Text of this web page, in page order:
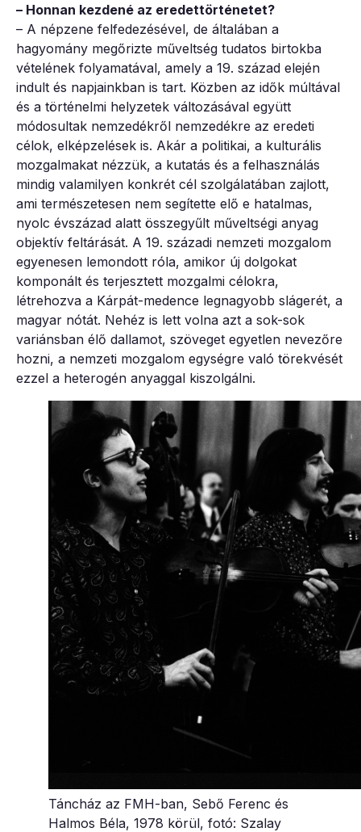
– Honnan kezdené az eredettörténetet?
– A népzene felfedezésével, de általában a
hagyomány megőrizte műveltség tudatos birtokba
vételének folyamatával, amely a 19. század elején
indult és napjainkban is tart. Közben az idők múltával
és a történelmi helyzetek változásával együtt
módosultak nemzedékről nemzedékre az eredeti
célok, elképzelések is. Akár a politikai, a kulturális
mozgalmakat nézzük, a kutatás és a felhasználás
mindig valamilyen konkrét cél szolgálatában zajlott,
ami természetesen nem segítette elő e hatalmas,
nyolc évszázad alatt összegyűlt műveltségi anyag
objektív feltárását. A 19. századi nemzeti mozgalom
egyenesen lemondott róla, amikor új dolgokat
komponált és terjesztett mozgalmi célokra,
létrehozva a Kárpát-medence legnagyobb slágerét, a
magyar nótát. Nehéz is lett volna azt a sok-sok
variánsban élő dallamot, szöveget egyetlen nevezőre
hozni, a nemzeti mozgalom egységre való törekvését
ezzel a heterogén anyaggal kiszolgálni.
Táncház az FMH-ban, Sebő Ferenc és
Halmos Béla, 1978 körül, fotó: Szalay